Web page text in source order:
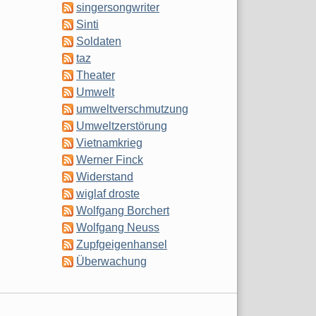
singersongwriter
Sinti
Soldaten
taz
Theater
Umwelt
umweltverschmutzung
Umweltzerstörung
Vietnamkrieg
Werner Finck
Widerstand
wiglaf droste
Wolfgang Borchert
Wolfgang Neuss
Zupfgeigenhansel
Überwachung